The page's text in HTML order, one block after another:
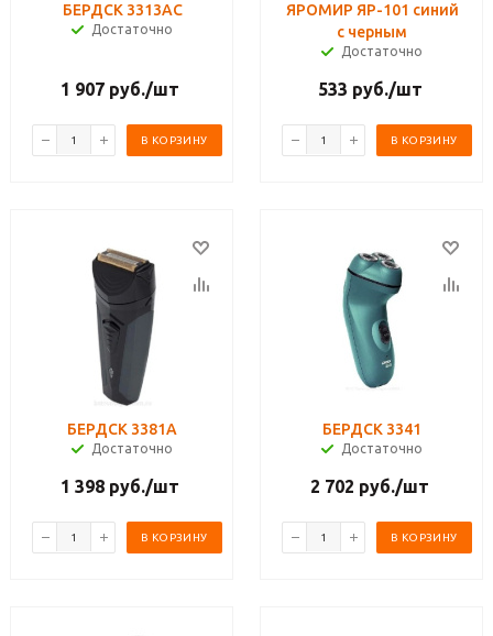
БЕРДСК 3313АС
Достаточно
1 907 руб./шт
В КОРЗИНУ
ЯРОМИР ЯР-101 синий
с черным
Достаточно
533 руб./шт
В КОРЗИНУ
БЕРДСК 3381А
Достаточно
1 398 руб./шт
В КОРЗИНУ
БЕРДСК 3341
Достаточно
2 702 руб./шт
В КОРЗИНУ